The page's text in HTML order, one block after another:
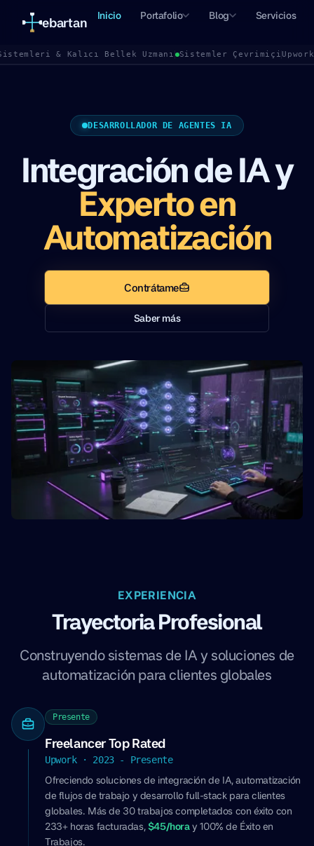
ebartan Inicio Portafolio Blog Servicios
& Kalıcı Bellek Uzmanı Sistemler Çevrimiçi
DESARROLLADOR DE AGENTES IA
Integración de IA y
Experto en
Automatización
Contrátame
Saber más
EXPERIENCIA
Trayectoria Profesional
Construyendo sistemas de IA y soluciones de
automatización para clientes globales
Presente
Freelancer Top Rated
Upwork · 2023 - Presente
Ofreciendo soluciones de integración de IA, automatización
de flujos de trabajo y desarrollo full-stack para clientes
globales. Más de 30 trabajos completados con éxito con
233+ horas facturadas,$45/horay 100% de Éxito en
Trabajos.